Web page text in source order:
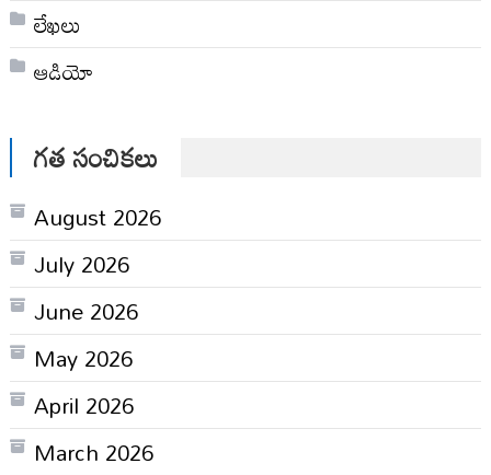
లేఖలు
ఆడియో
గత సంచికలు
August 2026
July 2026
June 2026
May 2026
April 2026
March 2026